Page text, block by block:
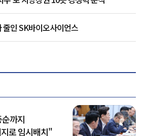
인 SK바이오사이언스
까지
로 임시배치"